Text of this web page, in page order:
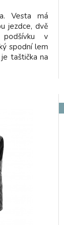
Vesta má
jezdce, dvě
v
spodní lem
taštička na